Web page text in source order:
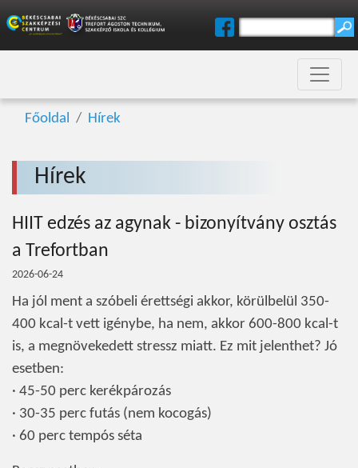
Főoldal Hírek
Hírek
HIIT edzés az agynak - bizonyítvány osztás
a Trefortban
2026-06-24
Ha jól ment a szóbeli érettségi akkor, körülbelül 350-
400 kcal-t vett igénybe, ha nem, akkor 600-800 kcal-t
is, a megnövekedett stressz miatt. Ez mit jelenthet? Jó
esetben:
· 45-50 perc kerékpározás
· 30-35 perc futás (nem kocogás)
· 60 perc tempós séta